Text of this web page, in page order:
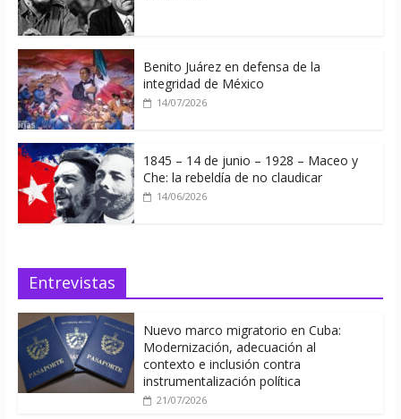
Benito Juárez en defensa de la
integridad de México
14/07/2026
1845 – 14 de junio – 1928 – Maceo y
Che: la rebeldía de no claudicar
14/06/2026
Entrevistas
Nuevo marco migratorio en Cuba:
Modernización, adecuación al
contexto e inclusión contra
instrumentalización política
21/07/2026